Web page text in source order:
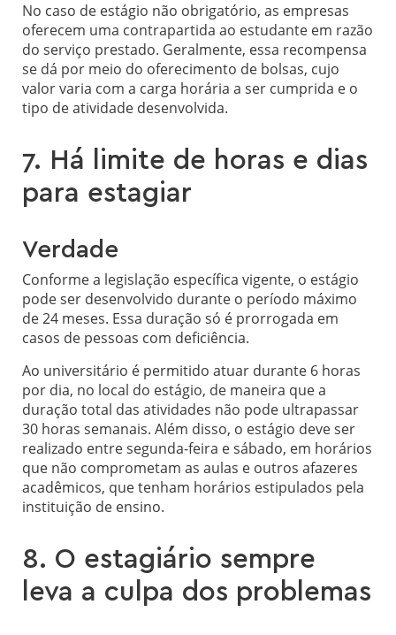
No caso de estágio não obrigatório, as empresas
oferecem uma contrapartida ao estudante em razão
do serviço prestado. Geralmente, essa recompensa
se dá por meio do oferecimento de bolsas, cujo
valor varia com a carga horária a ser cumprida e o
tipo de atividade desenvolvida.
7. Há limite de horas e dias
para estagiar
Verdade
Conforme a legislação específica vigente, o estágio
pode ser desenvolvido durante o período máximo
de 24 meses. Essa duração só é prorrogada em
casos de pessoas com deficiência.
Ao universitário é permitido atuar durante 6 horas
por dia, no local do estágio, de maneira que a
duração total das atividades não pode ultrapassar
30 horas semanais. Além disso, o estágio deve ser
realizado entre segunda-feira e sábado, em horários
que não comprometam as aulas e outros afazeres
acadêmicos, que tenham horários estipulados pela
instituição de ensino.
8. O estagiário sempre
leva a culpa dos problemas